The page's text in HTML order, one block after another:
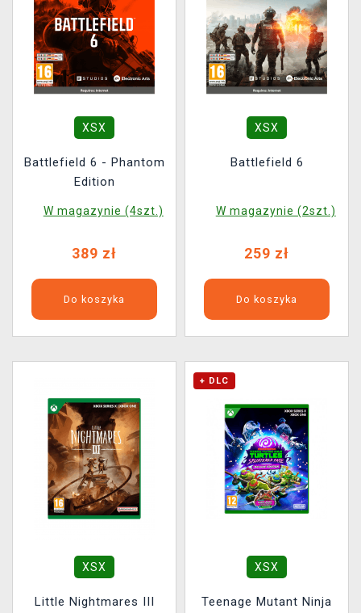
XSX
Battlefield 6 - Phantom
Edition
W magazynie (4szt.)
389 zł
Do koszyka
XSX
Battlefield 6
W magazynie (2szt.)
259 zł
Do koszyka
XSX
Little Nightmares III
+ DLC
XSX
Teenage Mutant Ninja